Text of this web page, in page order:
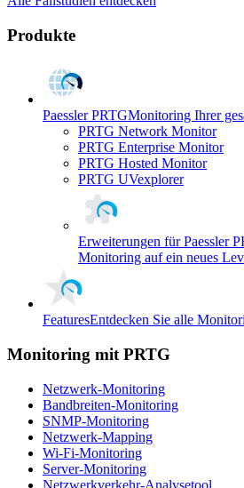
Produkte
Paessler PRTGMonitoring Ihrer
PRTG Network Monitor
PRTG Enterprise Monitor
PRTG Hosted Monitor
PRTG UVexplorer
Erweiterungen für Paessler
Monitoring auf ein neues
FeaturesEntdecken Sie alle
Monitoring mit PRTG
Netzwerk-Monitoring
Bandbreiten-Monitoring
SNMP-Monitoring
Netzwerk-Mapping
Wi-Fi-Monitoring
Server-Monitoring
Netzwerkverkehr-Analysetool